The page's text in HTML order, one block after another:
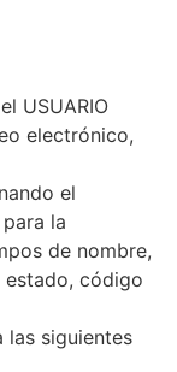
USUARIO
electrónico,
el
la
de nombre,
estado, código
las siguientes